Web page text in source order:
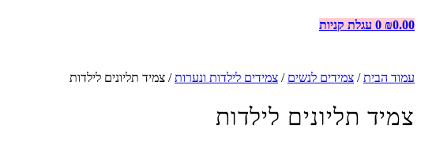
₪0.00
0 עגלת קניות
עמוד הבית/ צמידים לנשים / צמידים לילדות ונערות/ צמיד תליונים לילדות
צמיד תליונים לילדות